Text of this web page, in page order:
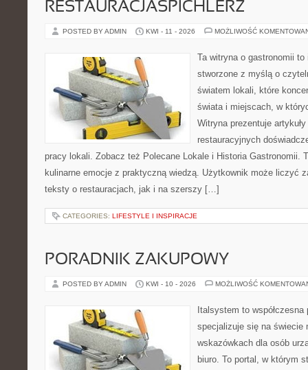
RESTAURACJASPICHLERZ
POSTED BY ADMIN KWI - 11 - 2026 MOŻLIWOŚĆ
Ta witryna o gastronomii
stworzone z myślą o
światem lokali, które
świata i miejscach, w
Witryna prezentuje
restauracyjnych
pracy lokali. Zobacz też Polecane Lokale i Historia Gastronomii.
kulinarne emocje z praktyczną wiedzą. Użytkownik może liczyć
teksty o restauracjach, jak i na szerszy […]
CATEGORIES: LIFESTYLE I INSPIRACJE
PORADNIK ZAKUPOWY
POSTED BY ADMIN KWI - 10 - 2026 MOŻLIWOŚĆ
Italsystem to
specjalizuje się na świecie
wskazówkach dla osób
biuro. To portal, w którym